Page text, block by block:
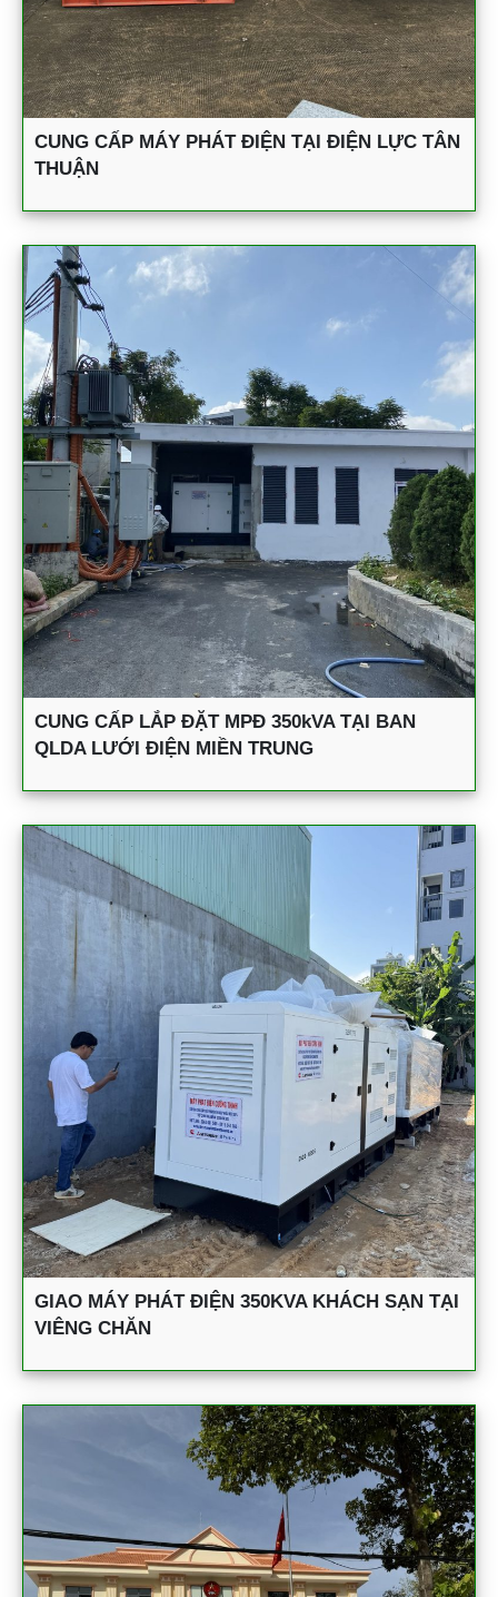
CUNG CẤP MÁY PHÁT ĐIỆN TẠI ĐIỆN LỰC TÂN
THUẬN
CUNG CẤP LẮP ĐẶT MPĐ 350kVA TẠI BAN
QLDA LƯỚI ĐIỆN MIỀN TRUNG
GIAO MÁY PHÁT ĐIỆN 350KVA KHÁCH SẠN TẠI
VIÊNG CHĂN